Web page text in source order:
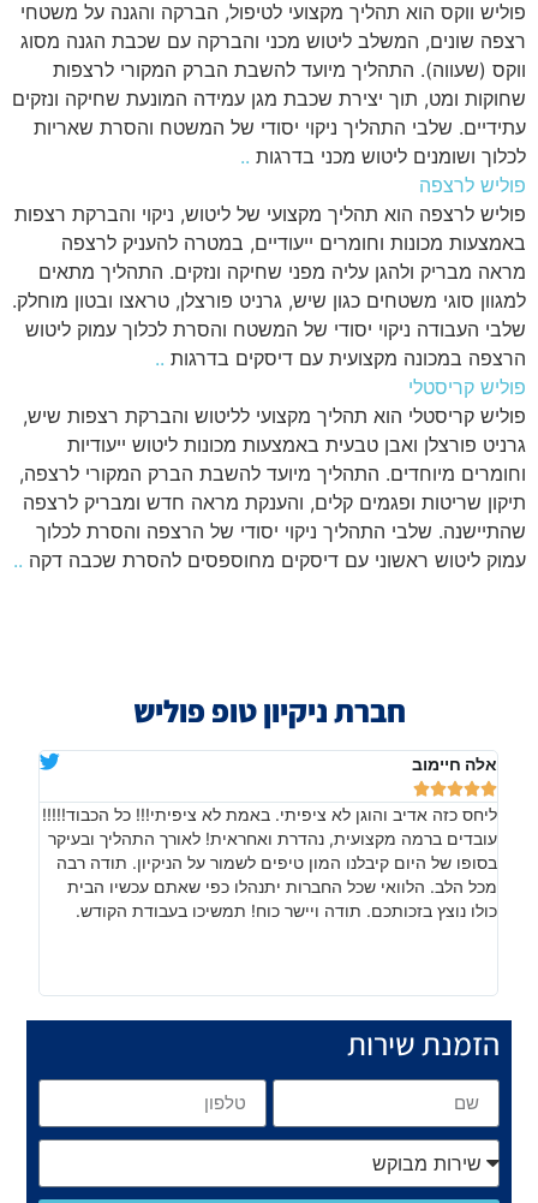
פוליש ווקס הוא תהליך מקצועי לטיפול, הברקה והגנה על משטחי
רצפה שונים, המשלב ליטוש מכני והברקה עם שכבת הגנה מסוג
ווקס (שעווה). התהליך מיועד להשבת הברק המקורי לרצפות
שחוקות ומט, תוך יצירת שכבת מגן עמידה המונעת שחיקה ונזקים
עתידיים. שלבי התהליך ניקוי יסודי של המשטח והסרת שאריות
לכלוך ושומנים ליטוש מכני בדרגות ..
פוליש לרצפה
פוליש לרצפה הוא תהליך מקצועי של ליטוש, ניקוי והברקת רצפות
באמצעות מכונות וחומרים ייעודיים, במטרה להעניק לרצפה
מראה מבריק ולהגן עליה מפני שחיקה ונזקים. התהליך מתאים
למגוון סוגי משטחים כגון שיש, גרניט פורצלן, טראצו ובטון מוחלק.
שלבי העבודה ניקוי יסודי של המשטח והסרת לכלוך עמוק ליטוש
הרצפה במכונה מקצועית עם דיסקים בדרגות ..
פוליש קריסטלי
פוליש קריסטלי הוא תהליך מקצועי לליטוש והברקת רצפות שיש,
גרניט פורצלן ואבן טבעית באמצעות מכונות ליטוש ייעודיות
וחומרים מיוחדים. התהליך מיועד להשבת הברק המקורי לרצפה,
תיקון שריטות ופגמים קלים, והענקת מראה חדש ומבריק לרצפה
שהתיישנה. שלבי התהליך ניקוי יסודי של הרצפה והסרת לכלוך
עמוק ליטוש ראשוני עם דיסקים מחוספסים להסרת שכבה דקה ..
חברת ניקיון טופ פוליש
אלה חיימוב





ליחס כזה אדיב והוגן לא ציפיתי. באמת לא ציפיתי!!! כל הכבוד!!!!!
עובדים ברמה מקצועית, נהדרת ואחראית! לאורך התהליך ובעיקר
בסופו של היום קיבלנו המון טיפים לשמור על הניקיון. תודה רבה
מכל הלב. הלוואי שכל החברות יתנהלו כפי שאתם עכשיו הבית
כולו נוצץ בזכותכם. תודה ויישר כוח! תמשיכו בעבודת הקודש.
הזמנת שירות